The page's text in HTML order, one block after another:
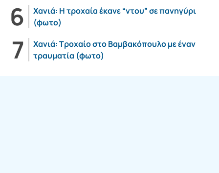
Χανιά: Η τροχαία έκανε “ντου” σε πανηγύρι
(φωτο)
Χανιά: Τροχαίο στο Βαμβακόπουλο με έναν
τραυματία (φωτο)